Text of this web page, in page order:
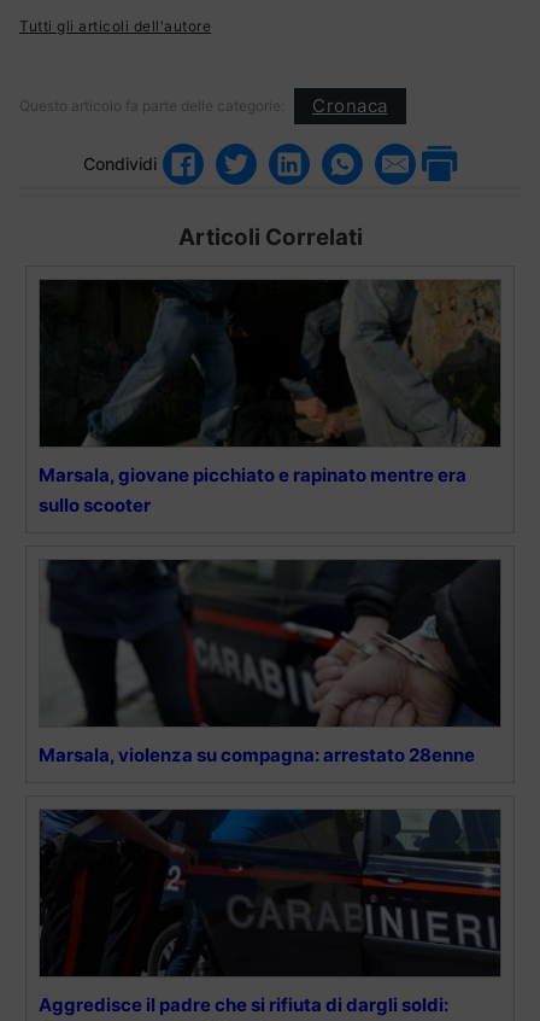
Tutti gli articoli dell'autore
Questo articolo fa parte delle categorie: Cronaca
Condividi
Articoli Correlati
Marsala, giovane picchiato e rapinato mentre era
sullo scooter
Marsala, violenza su compagna: arrestato 28enne
Aggredisce il padre che si rifiuta di dargli soldi: